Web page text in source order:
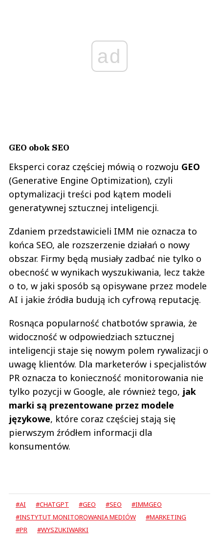
ad
GEO obok SEO
Eksperci coraz częściej mówią o rozwoju GEO
(Generative Engine Optimization), czyli
optymalizacji treści pod kątem modeli
generatywnej sztucznej inteligencji.
Zdaniem przedstawicieli IMM nie oznacza to
końca SEO, ale rozszerzenie działań o nowy
obszar. Firmy będą musiały zadbać nie tylko o
obecność w wynikach wyszukiwania, lecz także
o to, w jaki sposób są opisywane przez modele
AI i jakie źródła budują ich cyfrową reputację.
Rosnąca popularność chatbotów sprawia, że
widoczność w odpowiedziach sztucznej
inteligencji staje się nowym polem rywalizacji o
uwagę klientów. Dla marketerów i specjalistów
PR oznacza to konieczność monitorowania nie
tylko pozycji w Google, ale również tego, jak
marki są prezentowane przez modele
językowe, które coraz częściej stają się
pierwszym źródłem informacji dla
konsumentów.
#AI #CHATGPT #GEO #SEO
#IMMGEO
#INSTYTUT MONITOROWANIA MEDIÓW
#MARKETING
#PR
#WYSZUKIWARKI